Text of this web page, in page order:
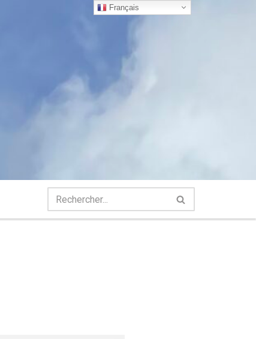
Français